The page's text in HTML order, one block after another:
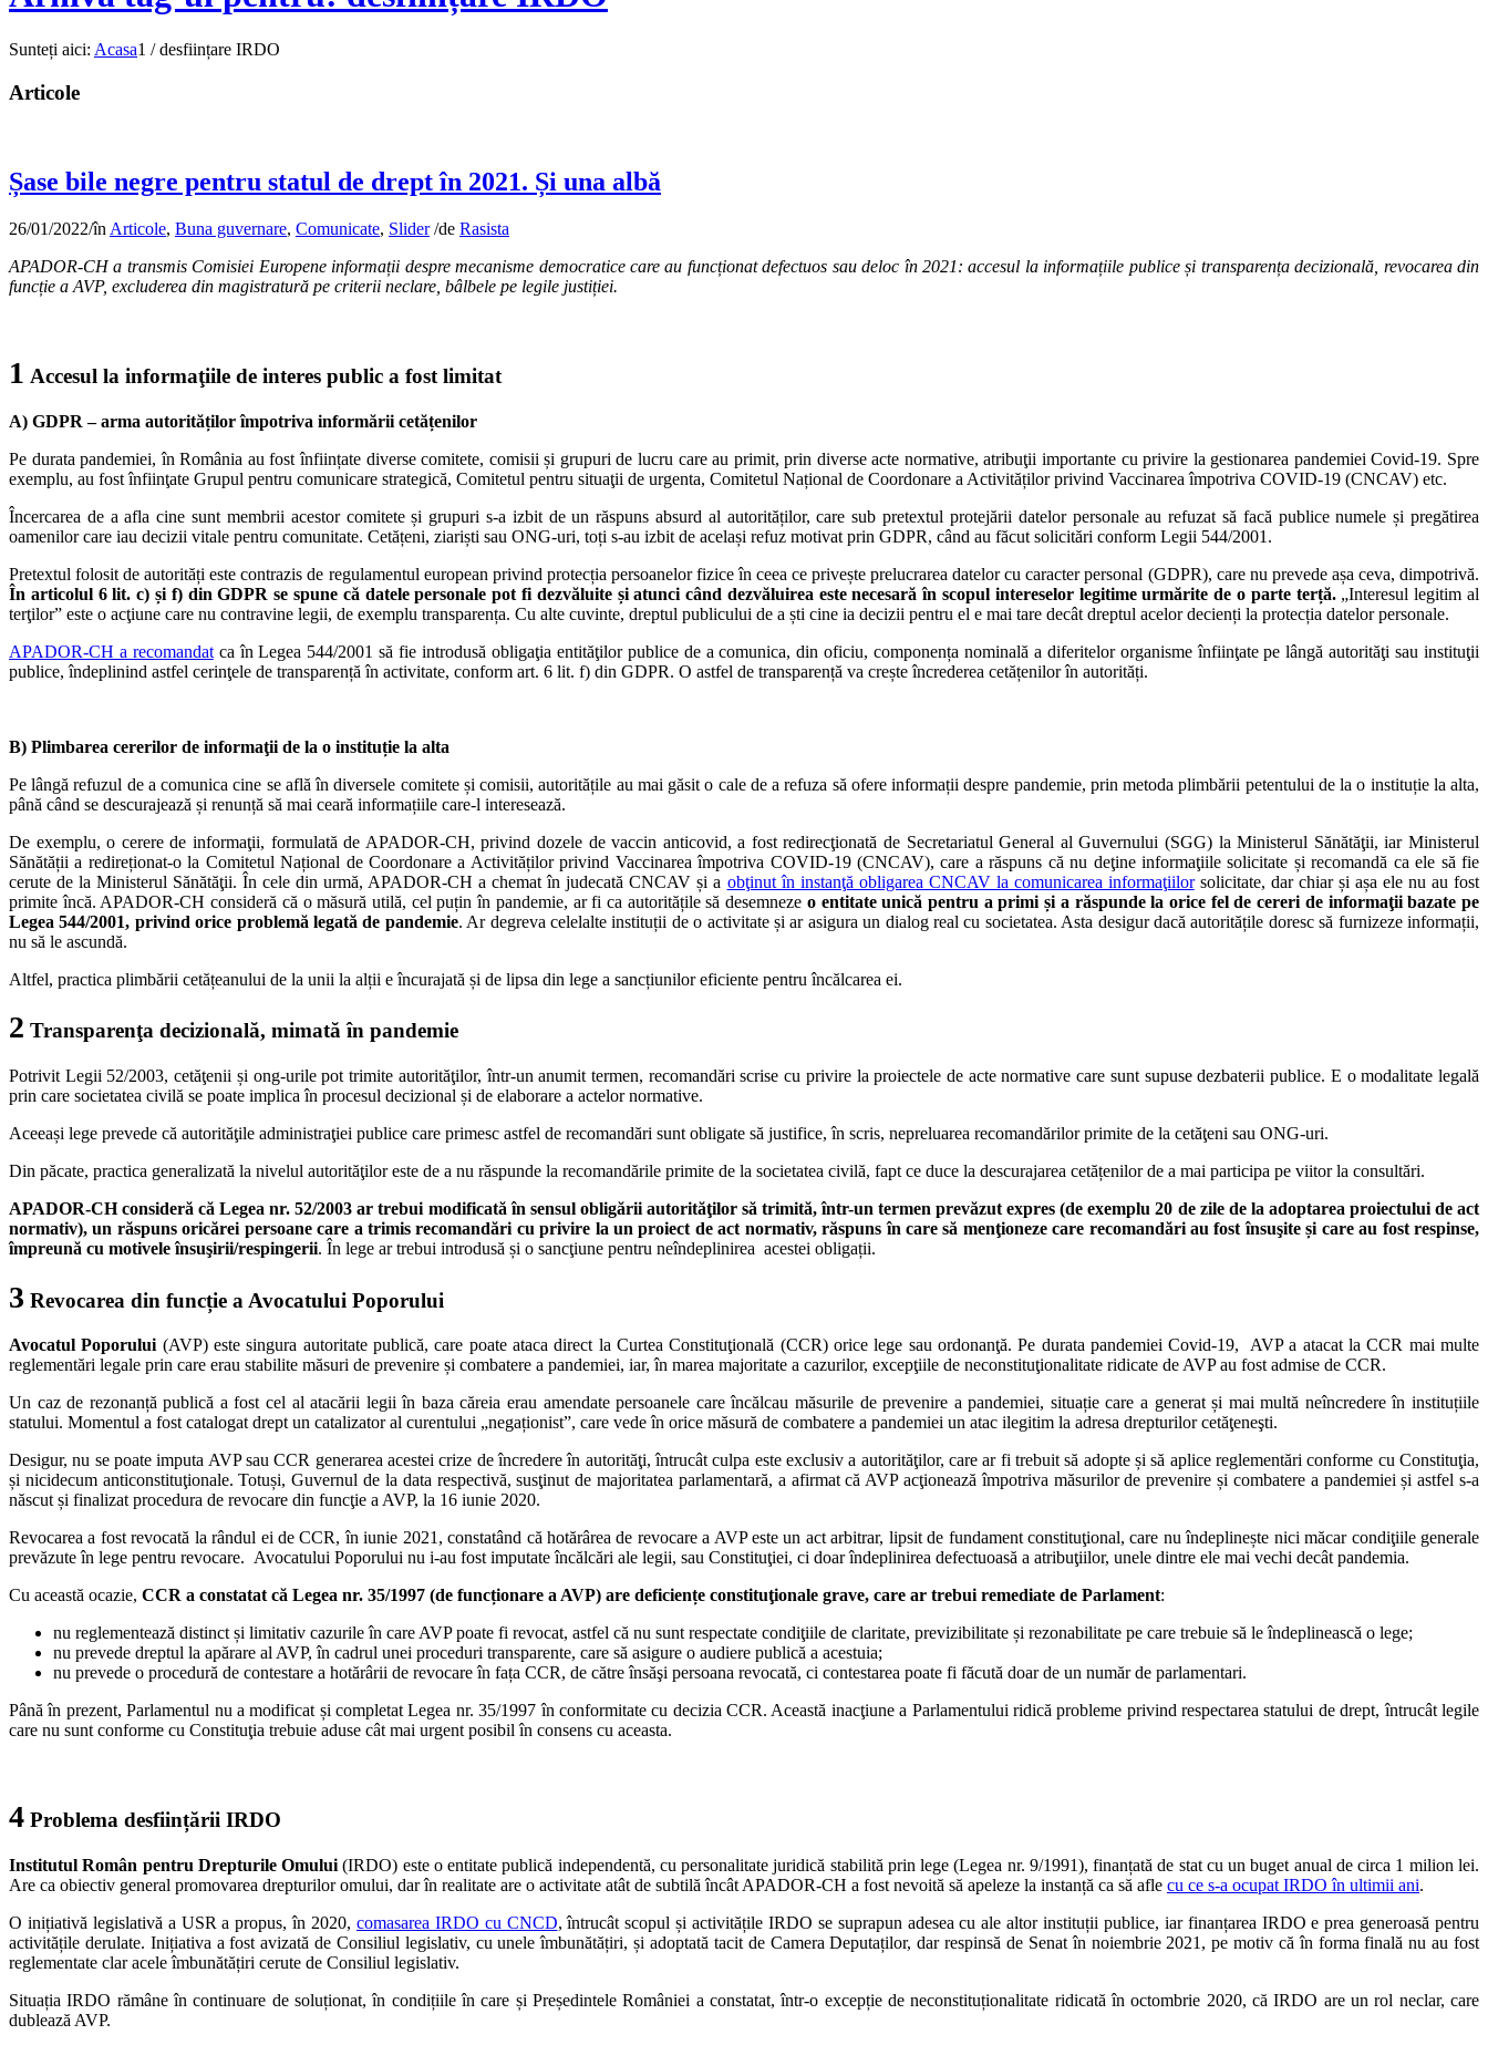
Sunteți aici: Acasa1 / desființare IRDO
Articole
Șase bile negre pentru statul de drept în 2021. Și una albă
26/01/2022/în Articole, Buna guvernare, Comunicate, Slider /de Rasista
APADOR-CH a transmis Comisiei Europene informații despre mecanisme democratice care au funcționat defectuos sau deloc în 2021: accesul la informațiile publice și transparența decizională, revocarea din
funcție a AVP, excluderea din magistratură pe criterii neclare, bâlbele pe legile justiției.
1 Accesul la informaţiile de interes public a fost limitat
A) GDPR – arma autorităților împotriva informării cetățenilor
Pe durata pandemiei, în România au fost înființate diverse comitete, comisii și grupuri de lucru care au primit, prin diverse acte normative, atribuţii importante cu privire la gestionarea pandemiei Covid-19. Spre
exemplu, au fost înfiinţate Grupul pentru comunicare strategică, Comitetul pentru situaţii de urgenta, Comitetul Național de Coordonare a Activităților privind Vaccinarea împotriva COVID-19 (CNCAV) etc.
Încercarea de a afla cine sunt membrii acestor comitete și grupuri s-a izbit de un răspuns absurd al autorităților, care sub pretextul protejării datelor personale au refuzat să facă publice numele și pregătirea
oamenilor care iau decizii vitale pentru comunitate. Cetățeni, ziariști sau ONG-uri, toți s-au izbit de același refuz motivat prin GDPR, când au făcut solicitări conform Legii 544/2001.
Pretextul folosit de autorități este contrazis de regulamentul european privind protecția persoanelor fizice în ceea ce privește prelucrarea datelor cu caracter personal (GDPR), care nu prevede așa ceva, dimpotrivă.
În articolul 6 lit. c) și f) din GDPR se spune că datele personale pot fi dezvăluite și atunci când dezvăluirea este necesară în scopul intereselor legitime urmărite de o parte terță.„Interesul legitim al
terţilor” este o acţiune care nu contravine legii, de exemplu transparența. Cu alte cuvinte, dreptul publicului de a ști cine ia decizii pentru el e mai tare decât dreptul acelor decienți la protecția datelor personale.
APADOR-CH a recomandatca în Legea 544/2001 să fie introdusă obligaţia entităţilor publice de a comunica, din oficiu, componența nominală a diferitelor organisme înfiinţate pe lângă autorităţi sau instituţii
publice, îndeplinind astfel cerinţele de transparență în activitate, conform art. 6 lit. f) din GDPR. O astfel de transparență va crește încrederea cetățenilor în autorități.
B) Plimbarea cererilor de informaţii de la o instituție la alta
Pe lângă refuzul de a comunica cine se află în diversele comitete și comisii, autoritățile au mai găsit o cale de a refuza să ofere informații despre pandemie, prin metoda plimbării petentului de la o instituție la alta,
până când se descurajează și renunță să mai ceară informațiile care-l interesează.
De exemplu, o cerere de informaţii, formulată de APADOR-CH, privind dozele de vaccin anticovid, a fost redirecţionată de Secretariatul General al Guvernului (SGG) la Ministerul Sănătăţii, iar Ministerul
Sănătății a redireționat-o la Comitetul Național de Coordonare a Activităților privind Vaccinarea împotriva COVID-19 (CNCAV), care a răspuns că nu deţine informaţiile solicitate și recomandă ca ele să fie
cerute de la Ministerul Sănătăţii. În cele din urmă, APADOR-CH a chemat în judecată CNCAV și a obţinut în instanţă obligarea CNCAV la comunicarea informaţiilorsolicitate, dar chiar și așa ele nu au fost
primite încă. APADOR-CH consideră că o măsură utilă, cel puțin în pandemie, ar fi ca autoritățile să desemneze o entitate unică pentru a primi și a răspunde la orice fel de cereri de informaţii bazate pe
Legea 544/2001, privind orice problemă legată de pandemie. Ar degreva celelalte instituții de o activitate și ar asigura un dialog real cu societatea. Asta desigur dacă autoritățile doresc să furnizeze informații,
nu să le ascundă.
Altfel, practica plimbării cetățeanului de la unii la alții e încurajată și de lipsa din lege a sancțiunilor eficiente pentru încălcarea ei.
2 Transparenţa decizională, mimată în pandemie
Potrivit Legii 52/2003, cetăţenii și ong-urile pot trimite autorităţilor, într-un anumit termen, recomandări scrise cu privire la proiectele de acte normative care sunt supuse dezbaterii publice. E o modalitate legală
prin care societatea civilă se poate implica în procesul decizional și de elaborare a actelor normative.
Aceeași lege prevede că autorităţile administraţiei publice care primesc astfel de recomandări sunt obligate să justifice, în scris, nepreluarea recomandărilor primite de la cetăţeni sau ONG-uri.
Din păcate, practica generalizată la nivelul autorităţilor este de a nu răspunde la recomandările primite de la societatea civilă, fapt ce duce la descurajarea cetățenilor de a mai participa pe viitor la consultări.
APADOR-CH consideră că Legea nr. 52/2003 ar trebui modificată în sensul obligării autorităţilor să trimită, într-un termen prevăzut expres (de exemplu 20 de zile de la adoptarea proiectului de act
normativ), un răspuns oricărei persoane care a trimis recomandări cu privire la un proiect de act normativ, răspuns în care să menţioneze care recomandări au fost însuşite și care au fost respinse,
împreună cu motivele însuşirii/respingerii. În lege ar trebui introdusă și o sancţiune pentru neîndeplinirea acestei obligații.
3 Revocarea din funcție a Avocatului Poporului
Avocatul Poporului(AVP) este singura autoritate publică, care poate ataca direct la Curtea Constituţională (CCR) orice lege sau ordonanţă. Pe durata pandemiei Covid-19, AVP a atacat la CCR mai multe
reglementări legale prin care erau stabilite măsuri de prevenire și combatere a pandemiei, iar, în marea majoritate a cazurilor, excepţiile de neconstituţionalitate ridicate de AVP au fost admise de CCR.
Un caz de rezonanță publică a fost cel al atacării legii în baza căreia erau amendate persoanele care încălcau măsurile de prevenire a pandemiei, situație care a generat și mai multă neîncredere în instituțiile
statului. Momentul a fost catalogat drept un catalizator al curentului „negaționist”, care vede în orice măsură de combatere a pandemiei un atac ilegitim la adresa drepturilor cetăţeneşti.
Desigur, nu se poate imputa AVP sau CCR generarea acestei crize de încredere în autorităţi, întrucât culpa este exclusiv a autorităţilor, care ar fi trebuit să adopte și să aplice reglementări conforme cu Constituţia,
și nicidecum anticonstituţionale. Totuși, Guvernul de la data respectivă, susţinut de majoritatea parlamentară, a afirmat că AVP acţionează împotriva măsurilor de prevenire și combatere a pandemiei și astfel s-a
născut și finalizat procedura de revocare din funcţie a AVP, la 16 iunie 2020.
Revocarea a fost revocată la rândul ei de CCR, în iunie 2021, constatând că hotărârea de revocare a AVP este un act arbitrar, lipsit de fundament constituţional, care nu îndeplinește nici măcar condiţiile generale
prevăzute în lege pentru revocare. Avocatului Poporului nu i-au fost imputate încălcări ale legii, sau Constituţiei, ci doar îndeplinirea defectuoasă a atribuţiilor, unele dintre ele mai vechi decât pandemia.
Cu această ocazie, CCR a constatat că Legea nr. 35/1997 (de funcționare a AVP) are deficiențe constituţionale grave, care ar trebui remediate de Parlament:
nu reglementează distinct și limitativ cazurile în care AVP poate fi revocat, astfel că nu sunt respectate condiţiile de claritate, previzibilitate și rezonabilitate pe care trebuie să le îndeplinească o lege;
nu prevede dreptul la apărare al AVP, în cadrul unei proceduri transparente, care să asigure o audiere publică a acestuia;
nu prevede o procedură de contestare a hotărârii de revocare în fața CCR, de către însăşi persoana revocată, ci contestarea poate fi făcută doar de un număr de parlamentari.
Până în prezent, Parlamentul nu a modificat și completat Legea nr. 35/1997 în conformitate cu decizia CCR. Această inacţiune a Parlamentului ridică probleme privind respectarea statului de drept, întrucât legile
care nu sunt conforme cu Constituţia trebuie aduse cât mai urgent posibil în consens cu aceasta.
4 Problema desființării IRDO
Institutul Român pentru Drepturile Omului (IRDO) este o entitate publică independentă, cu personalitate juridică stabilită prin lege (Legea nr. 9/1991), finanțată de stat cu un buget anual de circa 1 milion lei.
Are ca obiectiv general promovarea drepturilor omului, dar în realitate are o activitate atât de subtilă încât APADOR-CH a fost nevoită să apeleze la instanță ca să afle cu ce s-a ocupat IRDO în ultimii ani.
O inițiativă legislativă a USR a propus, în 2020, comasarea IRDO cu CNCD, întrucât scopul și activitățile IRDO se suprapun adesea cu ale altor instituții publice, iar finanțarea IRDO e prea generoasă pentru
activitățile derulate. Inițiativa a fost avizată de Consiliul legislativ, cu unele îmbunătățiri, și adoptată tacit de Camera Deputaților, dar respinsă de Senat în noiembrie 2021, pe motiv că în forma finală nu au fost
reglementate clar acele îmbunătățiri cerute de Consiliul legislativ.
Situația IRDO rămâne în continuare de soluționat, în condițiile în care și Președintele României a constatat, într-o excepție de neconstituționalitate ridicată în octombrie 2020, că IRDO are un rol neclar, care
dublează AVP.